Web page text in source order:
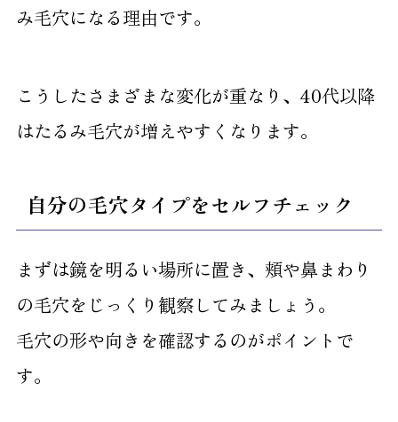
み毛穴になる理由です。
こうしたさまざまな変化が重なり、40代以降
はたるみ毛穴が増えやすくなります。
自分の毛穴タイプをセルフチェック
まずは鏡を明るい場所に置き、頬や鼻まわり
の毛穴をじっくり観察してみましょう。
毛穴の形や向きを確認するのがポイントで
す。